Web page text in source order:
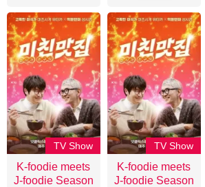
TV Show
K-foodie meets
J-foodie Season
TV Show
K-foodie meets
J-foodie Season